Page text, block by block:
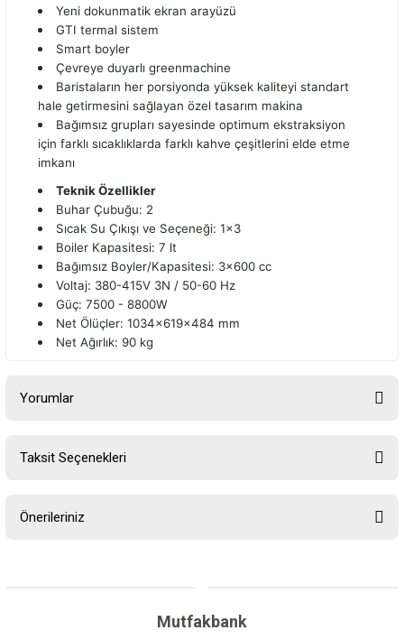
Yeni dokunmatik ekran arayüzü
GTI termal sistem
Smart boyler
Çevreye duyarlı greenmachine
Baristaların her porsiyonda yüksek kaliteyi standart
hale getirmesini sağlayan özel tasarım makina
Bağımsız grupları sayesinde optimum ekstraksiyon
için farklı sıcaklıklarda farklı kahve çeşitlerini elde etme
imkanı
Teknik Özellikler
Buhar Çubuğu: 2
Sıcak Su Çıkışı ve Seçeneği: 1x3
Boiler Kapasitesi: 7 lt
Bağımsız Boyler/Kapasitesi: 3x600 cc
Voltaj: 380-415V 3N / 50-60 Hz
Güç: 7500 - 8800W
Net Ölüçler: 1034x619x484 mm
Net Ağırlık: 90 kg
Yorumlar
Taksit Seçenekleri
Önerileriniz
Görüş ve önerileriniz için teşekkür ederiz.
Mutfakbank